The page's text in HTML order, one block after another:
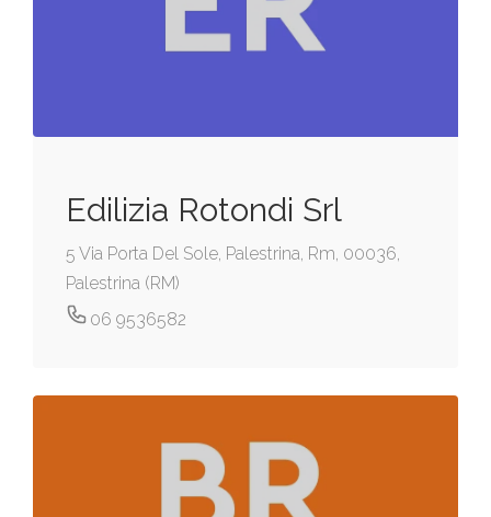
Edilizia Rotondi Srl
5 Via Porta Del Sole, Palestrina, Rm, 00036,
Palestrina (RM)
06 9536582